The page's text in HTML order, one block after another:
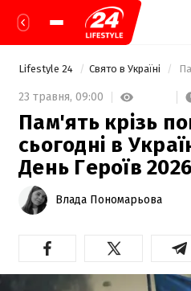
Lifestyle 24 Свято в Україні
23 травня, 09:00
Пам'ять крізь
сьогодні в
День Героїв 2026
Влада Пономарьова